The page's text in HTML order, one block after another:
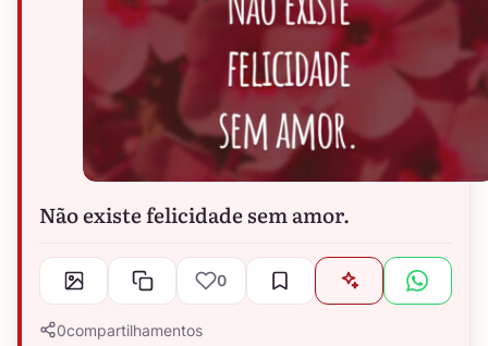
Não existe felicidade sem amor.
0
0compartilhamentos